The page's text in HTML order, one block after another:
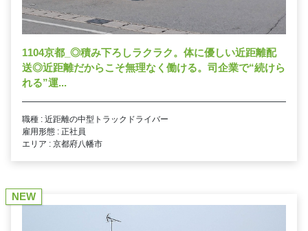
1104京都_◎積み下ろしラクラク。体に優しい近距離配
送◎近距離だからこそ無理なく働ける。司企業で“続けら
れる”運...
職種 : 近距離の中型トラックドライバー
雇用形態 : 正社員
エリア : 京都府八幡市
NEW